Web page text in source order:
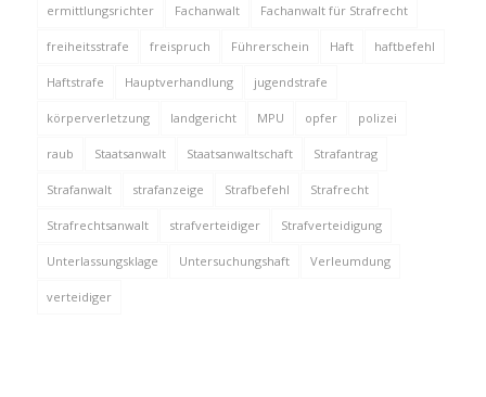
ermittlungsrichter Fachanwalt Fachanwalt für Strafrecht
freiheitsstrafe freispruch Führerschein Haft haftbefehl
Haftstrafe Hauptverhandlung jugendstrafe
körperverletzung landgericht MPU opfer polizei
raub Staatsanwalt Staatsanwaltschaft Strafantrag
Strafanwalt strafanzeige Strafbefehl Strafrecht
Strafrechtsanwalt strafverteidiger Strafverteidigung
Unterlassungsklage Untersuchungshaft Verleumdung
verteidiger